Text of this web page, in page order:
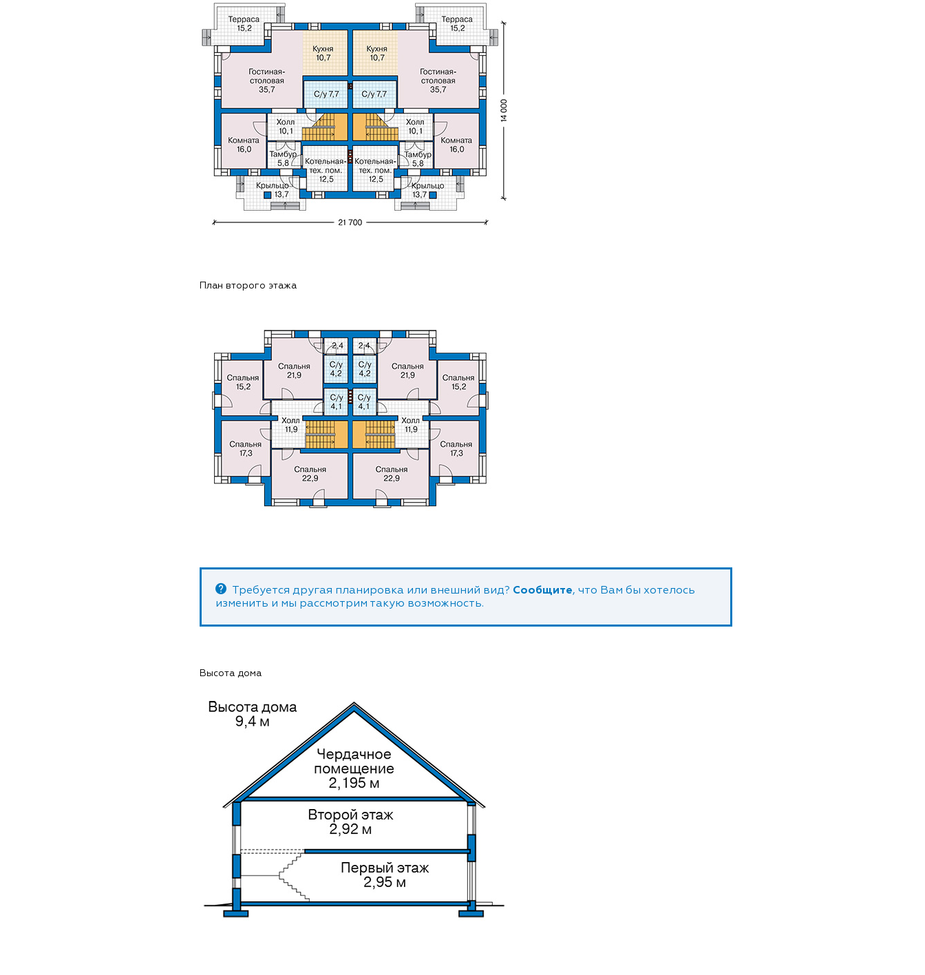
План второго этажа
Требуется другая планировка или внешний вид? Сообщите, что Вам бы хотелось
изменить и мы рассмотрим такую возможность.
Высота дома